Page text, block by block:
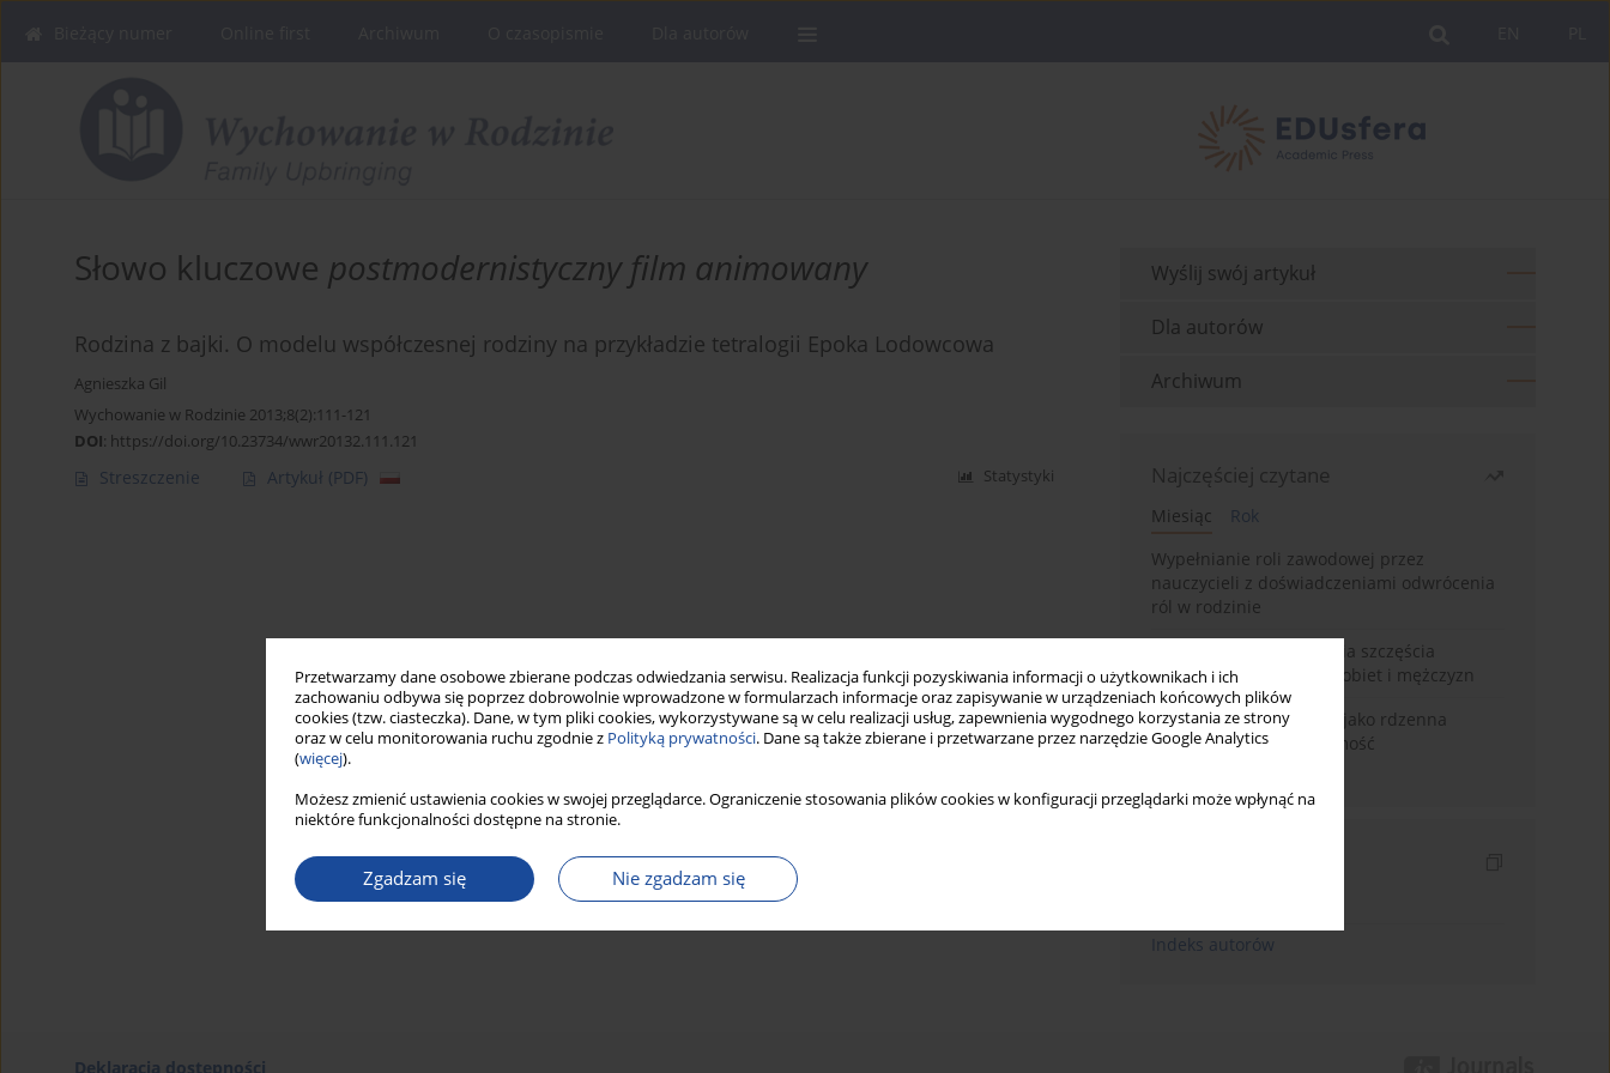
Przetwarzamy dane osobowe zbierane podczas odwiedzania serwisu. Realizacja funkcji pozyskiwania informacji o użytkownikach i ich
zachowaniu odbywa się poprzez dobrowolnie wprowadzone w formularzach informacje oraz zapisywanie w urządzeniach końcowych plików
cookies (tzw. ciasteczka). Dane, w tym pliki cookies, wykorzystywane są w celu realizacji usług, zapewnienia wygodnego korzystania ze strony
oraz w celu monitorowania ruchu zgodnie z Polityką prywatności. Dane są także zbierane i przetwarzane przez narzędzie Google Analytics
(więcej).
Możesz zmienić ustawienia cookies w swojej przeglądarce. Ograniczenie stosowania plików cookies w konfiguracji przeglądarki może wpłynąć na
niektóre funkcjonalności dostępne na stronie.
Zgadzam się Nie zgadzam się
Słowo kluczowe postmodernistyczny film animowany
Rodzina z bajki. O modelu współczesnej rodziny na przykładzie tetralogii Epoka Lodowcowa
Agnieszka Gil
Wychowanie w Rodzinie 2013;8(2):111-121
DOI: https://doi.org/10.23734/wwr20132.111.121
Streszczenie Artykuł (PDF) Statystyki
Wyślij swój artykuł
Dla autorów
Archiwum
Najczęściej czytane
Miesiąc
Rok
Wypełnianie roli zawodowej przez
nauczycieli z doświadczeniami odwrócenia
ról w rodzinie
Uwarunkowania poczucia szczęścia
małżeńskiego w opinii kobiet i mężczyzn
Język domu rodzinnego jako rdzenna
wartość kreująca tożsamość
Indeks autorów
Deklaracja dostępności